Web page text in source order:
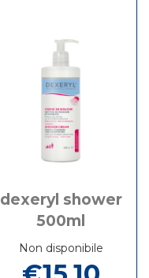
dexeryl shower
500ml
Non disponibile